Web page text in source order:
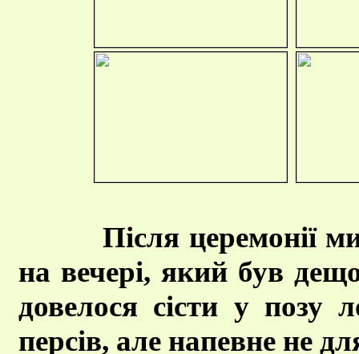
Після церемонії
на вечері, який був
довелося сісти у позу
персів, але напевне не